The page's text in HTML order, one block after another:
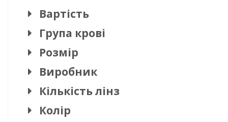
Вартість
Група крові
Розмір
Виробник
Кількість лінз
Колір